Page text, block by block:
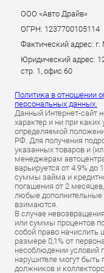
ООО «Авто Драйв»
ОГРН: 1237700105114
Фактический адрес:
Юридический адрес:
стр. 1, офис 60
Политика в отношении
персональных данных.
Данный Интернет-сайт
характер и ни при
определяемой
РФ. Для получения
указанных товаров и
менеджерам
варьируется от 4.9% до
суммы займа и
погашения от 2
любые дополнительные
взимаются.
В случае
или суммы процентов
собой право начислить
размере 0,1% от
несоблюдении условий
нарушителе могут
должников и